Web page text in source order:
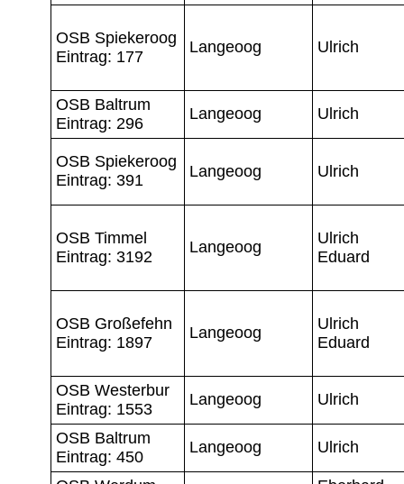
OSB Spiekeroog
Eintrag: 177
Langeoog Ulrich
OSB Baltrum
Eintrag: 296
Langeoog Ulrich
OSB Spiekeroog
Eintrag: 391
Langeoog Ulrich
OSB Timmel
Eintrag: 3192
Langeoog
Ulrich
Eduard
OSB Großefehn
Eintrag: 1897
Langeoog
Ulrich
Eduard
OSB Westerbur
Eintrag: 1553
Langeoog Ulrich
OSB Baltrum
Eintrag: 450
Langeoog Ulrich